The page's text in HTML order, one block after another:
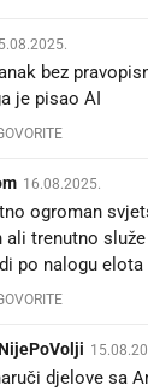
bez
je pisao AI
16.08.2025.
ogroman
ali trenutno
po nalogu elota
djelove sa